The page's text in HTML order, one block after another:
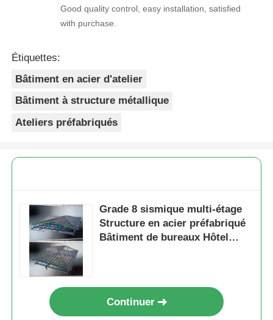
Good quality control, easy installation, satisfied
with purchase.
Étiquettes:
Bâtiment en acier d'atelier
Bâtiment à structure métallique
Ateliers préfabriqués
Grade 8 sismique multi-étage
Structure en acier préfabriqué
Bâtiment de bureaux Hôtel
Continuer